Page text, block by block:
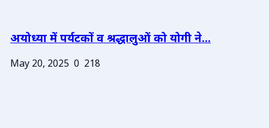
अयोध्या में पर्यटकों व श्रद्धालुओं को योगी ने...
May 20, 2025 0 218